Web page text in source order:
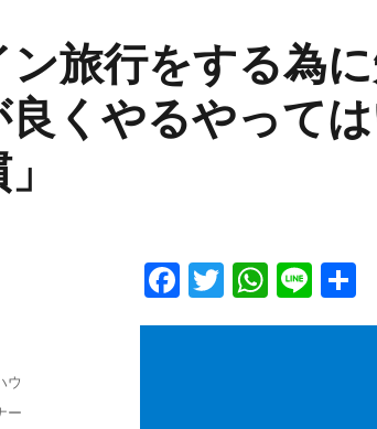
ン旅行をする為
良くやるやって
F
a
T
w
W
h
Li
n
共
ウ
ー